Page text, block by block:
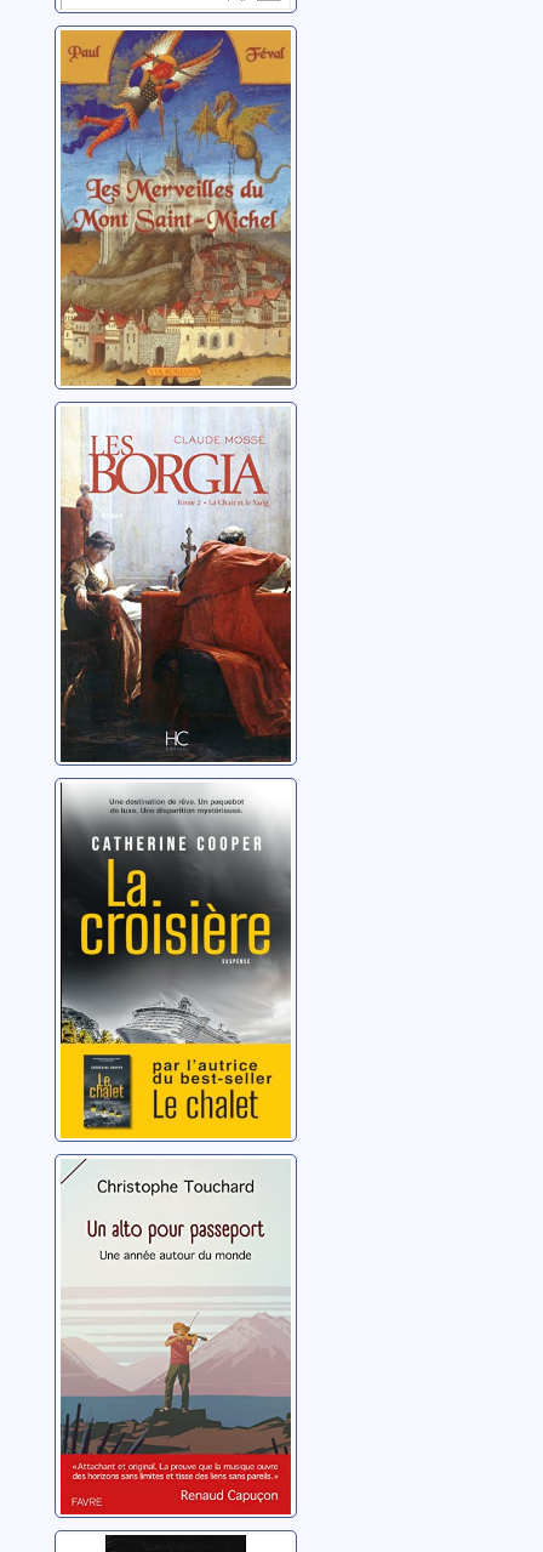
Les merveilles
du Mont-Saint-
Michel
Féval, Paul
Les Borgia: 02:
La chair et le
sang
Mossé, Claude
La croisière
Cooper, Catherine
Un alto pour
passeport: une
année autour du
Touchard, Christophe